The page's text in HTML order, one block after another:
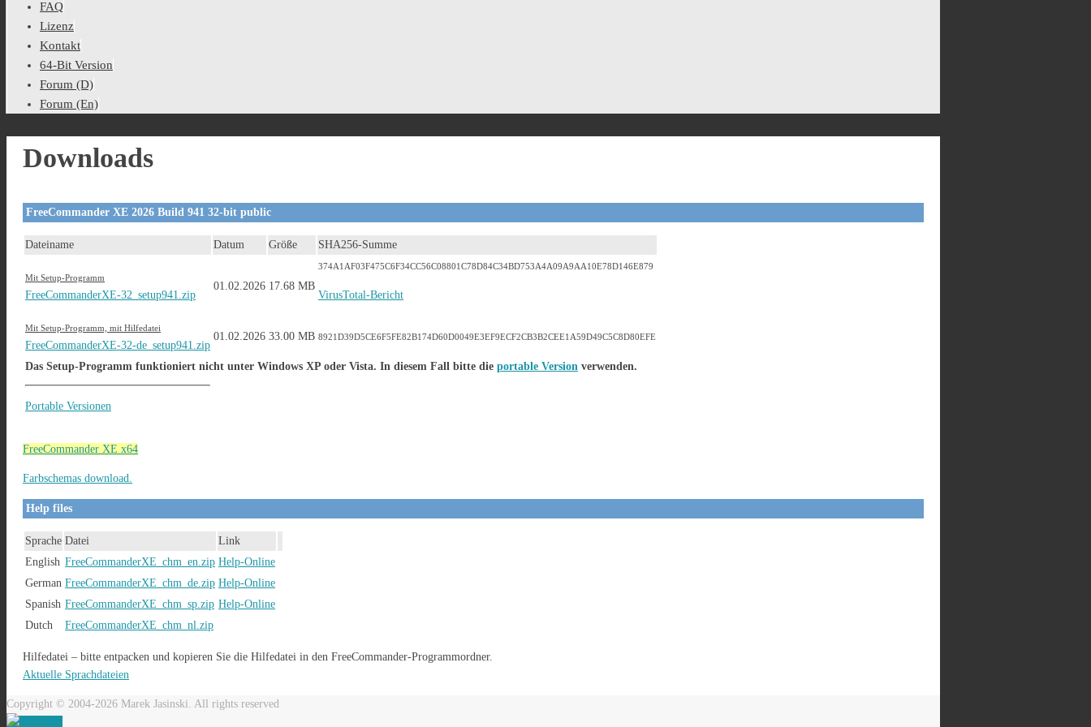
FAQ
Lizenz
Kontakt
64-Bit Version
Forum (D)
Forum (En)
Downloads
FreeCommander XE 2026 Build 941 32-bit public
Dateiname Datum Größe SHA256-Summe
Mit Setup-Programm
FreeCommanderXE-32_setup941.zip
01.02.2026 17.68 MB
374A1AF03F475C6F34CC56C08801C78D84C34BD753A4A09A9AA10E78D146E879
VirusTotal-Bericht
Mit Setup-Programm, mit Hilfedatei
FreeCommanderXE-32-de_setup941.zip
01.02.2026 33.00 MB 8921D39D5CE6F5FE82B174D60D0049E3EF9ECF2CB3B2CEE1A59D49C5C8D80EFE
Das Setup-Programm funktioniert nicht unter Windows XP oder Vista. In diesem Fall bitte die portable Version verwenden.
Portable Versionen
FreeCommander XE x64
Farbschemas download.
Help files
Sprache Datei
Link
English FreeCommanderXE_chm_en.zip Help-Online
German FreeCommanderXE_chm_de.zip Help-Online
Spanish FreeCommanderXE_chm_sp.zip Help-Online
Dutch
FreeCommanderXE_chm_nl.zip
Hilfedatei – bitte entpacken und kopieren Sie die Hilfedatei in den FreeCommander-Programmordner.
Aktuelle Sprachdateien
Copyright © 2004-2026 Marek Jasinski. All rights reserved